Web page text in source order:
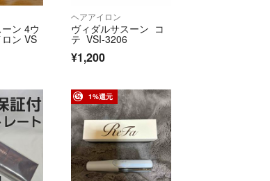
ン 4ウ
ン VS
ヘアアイロン
ヴィダルサスーン コ
テ VSI-3206
¥1,200
1%還元